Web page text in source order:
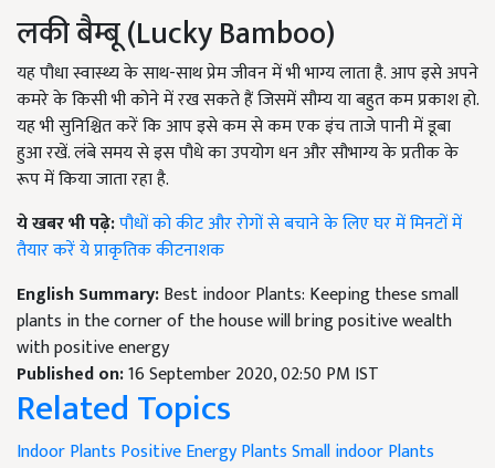
लकी बैम्बू (Lucky Bamboo)
यह पौधा स्वास्थ्य के साथ-साथ प्रेम जीवन में भी भाग्य लाता है. आप इसे अपने
कमरे के किसी भी कोने में रख सकते हैं जिसमें सौम्य या बहुत कम प्रकाश हो.
यह भी सुनिश्चित करें कि आप इसे कम से कम एक इंच ताजे पानी में डूबा
हुआ रखें. लंबे समय से इस पौधे का उपयोग धन और सौभाग्य के प्रतीक के
रूप में किया जाता रहा है.
ये खबर भी पढ़े:पौधों को कीट और रोगों से बचाने के लिए घर में मिनटों में
तैयार करें ये प्राकृतिक कीटनाशक
English Summary:Best indoor Plants: Keeping these small
plants in the corner of the house will bring positive wealth
with positive energy
Published on:16 September 2020, 02:50 PM IST
Related Topics
Indoor Plants Positive Energy PlantsSmall indoor Plants